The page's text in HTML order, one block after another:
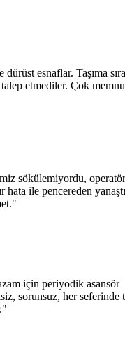
dürüst esnaflar. Taşıma
etmediler. Çok
sökülemiyordu,
hata ile pencereden
"
için periyodik asansör
sorunsuz, her seferinde
"